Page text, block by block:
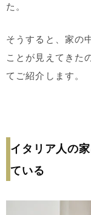
た。
そうすると、家の
ことが見えてきた
てご紹介します。
イタリア人の
ている